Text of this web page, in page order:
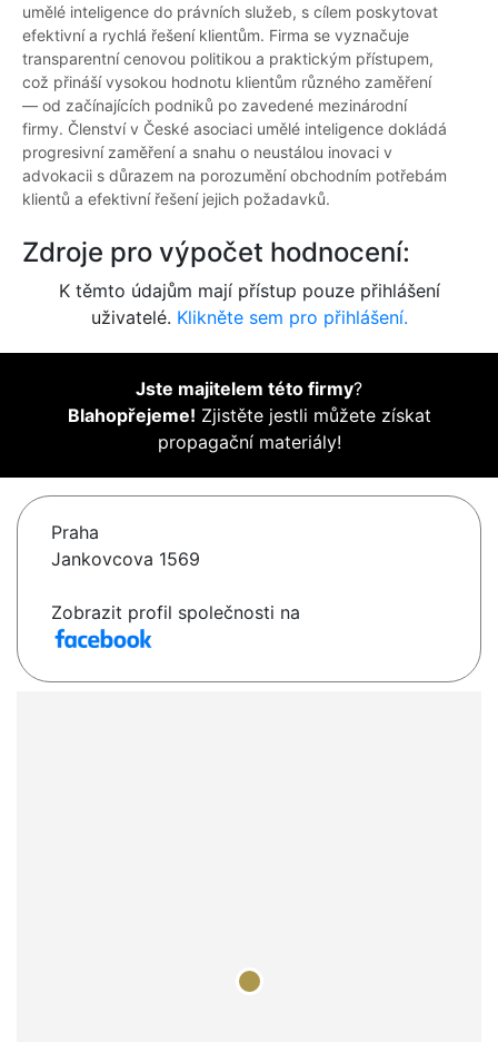
umělé inteligence do právních služeb, s cílem poskytovat
efektivní a rychlá řešení klientům. Firma se vyznačuje
transparentní cenovou politikou a praktickým přístupem,
což přináší vysokou hodnotu klientům různého zaměření
— od začínajících podniků po zavedené mezinárodní
firmy. Členství v České asociaci umělé inteligence dokládá
progresivní zaměření a snahu o neustálou inovaci v
advokacii s důrazem na porozumění obchodním potřebám
klientů a efektivní řešení jejich požadavků.
Zdroje pro výpočet hodnocení:
K těmto údajům mají přístup pouze přihlášení
uživatelé. Klikněte sem pro přihlášení.
Jste majitelem této firmy?
Blahopřejeme! Zjistěte jestli můžete získat
propagační materiály!
Praha
Jankovcova 1569
Zobrazit profil společnosti na